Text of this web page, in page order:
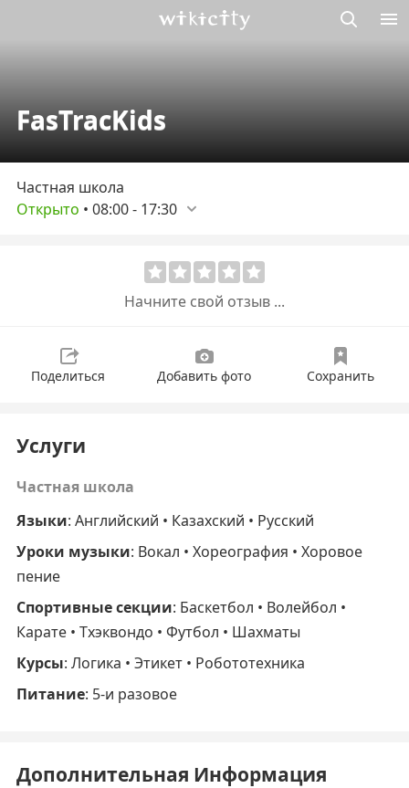
FasTracKids
Частная школа
Открыто • 08:00- 17:30
Начните свой отзыв ...
Поделиться Добавить фото Сохранить
Услуги
Частная школа
Языки: Английский • Казахский • Русский
Уроки музыки: Вокал • Хореография • Хоровое
пение
Спортивные секции: Баскетбол • Волейбол •
Карате • Тхэквондо • Футбол • Шахматы
Курсы: Логика • Этикет • Робототехника
Питание: 5-и разовое
Дополнительная Информация